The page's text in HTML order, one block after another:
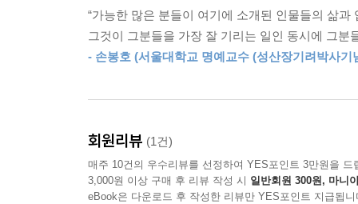
“가능한 많은 분들이 여기에 소개된 인물들의 삶
그것이 그분들을 가장 잘 기리는 일인 동시에 그분
- 손봉호 (서울대학교 명예교수 (성산장기려박사기
회원리뷰 (1건)
매주 10건의 우수리뷰를 선정하여 YES포인트 3만원을 드
3,000원 이상 구매 후 리뷰 작성 시 일반회원 300원, 마니
eBook은 다운로드 후 작성한 리뷰만 YES포인트 지급됩니